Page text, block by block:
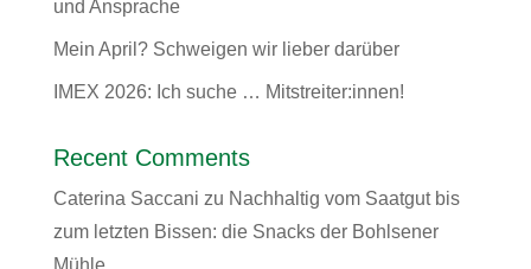
und Ansprache
Mein April? Schweigen wir lieber darüber
IMEX 2026: Ich suche … Mitstreiter:innen!
Recent Comments
Caterina Saccani zu Nachhaltig vom Saatgut bis
zum letzten Bissen: die Snacks der Bohlsener